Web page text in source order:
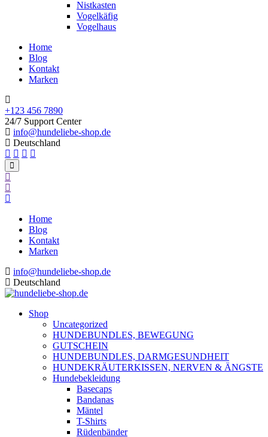
Nistkasten
Vogelkäfig
Vogelhaus
Home
Blog
Kontakt
Marken
+123 456 7890
24/7 Support Center
info@hundeliebe-shop.de
Deutschland
Home
Blog
Kontakt
Marken
info@hundeliebe-shop.de
Deutschland
Shop
Uncategorized
HUNDEBUNDLES, BEWEGUNG
GUTSCHEIN
HUNDEBUNDLES, DARMGESUNDHEIT
HUNDEKRÄUTERKISSEN, NERVEN & ÄNGSTE
Hundebekleidung
Basecaps
Bandanas
Mäntel
T-Shirts
Rüdenbänder